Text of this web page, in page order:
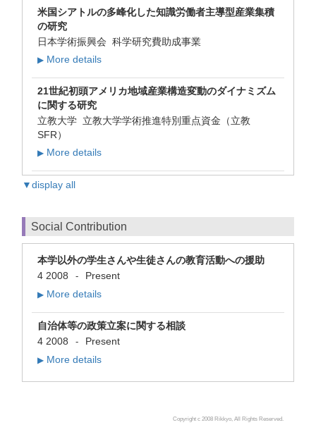
米国シアトルの多峰化した知識労働者主導型産業集積
の研究
日本学術振興会 科学研究費助成事業
▶ More details
21世紀初頭アメリカ地域産業構造変動のダイナミズム
に関する研究
立教大学 立教大学学術推進特別重点資金（立教
SFR）
▶ More details
▼display all
Social Contribution
本学以外の学生さんや生徒さんの教育活動への援助
4 2008
- Present
▶ More details
自治体等の政策立案に関する相談
4 2008
- Present
▶ More details
Copyright c 2008 Rikkyo, All Rights Reserved.